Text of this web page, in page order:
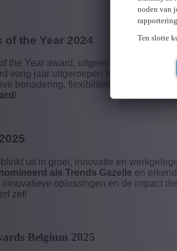
noden van
Ten slotte
the Year 2024
the Year award, uitgereikt tijdens de
vorig jaar uitgeroepen tot winnaar,
benadering, flexibiliteit en het
!
uit in groei, innovatie en
als Trends Gazelle en
oplossingen en de impact
zet!
Belgium 2025